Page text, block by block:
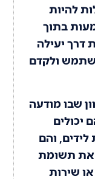
להיות
בתוך
דרך יעילה
ולקדם
שבו מודעה
יכולים
והם
את תשומת
שירות